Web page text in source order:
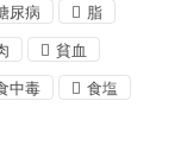
尿病 脂
貧血
中毒 食塩